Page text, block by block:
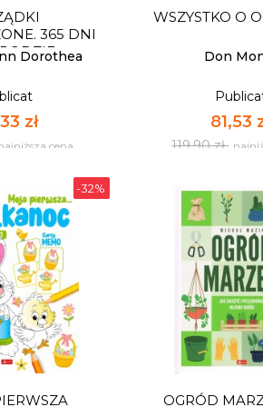
17
Ilość:
DO
365 DNI
Dorothea
zł
cena
365 DNI
zł
najniższa cena
WSZYSTKO O
Don
81,53
119,90 zł
WSZYSTKO O
Publicat
81,53
119,90 zł
-32%
OGRÓD